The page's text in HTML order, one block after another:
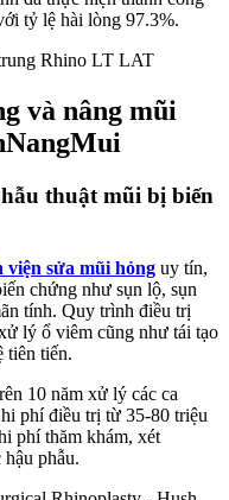
tỷ lệ hài lòng 97.3%.
và nâng mũi
thuật mũi bị biến
viện sửa mũi hỏng uy tín,
chứng như sụn lộ, sụn
tính. Quy trình điều trị
lý ổ viêm cũng như tái tạo
tiên tiến.
10 năm xử lý các ca
phí điều trị từ 35-80 triệu
phí thăm khám, xét
phẫu.